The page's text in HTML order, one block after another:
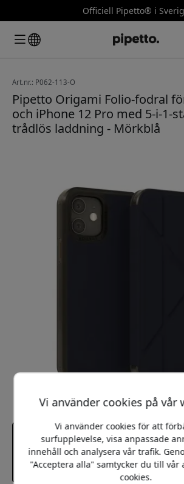
Officiell Pipetto® i
Art.nr.: P062-113-O
Pipetto Origami Folio-fodral
och iPhone 12 Pro med 5-i-1-
trådlös laddning - Mörkblå
Vi använder cookies på vår
Vi använder cookies för att
surfupplevelse, visa anpassade
innehåll och analysera vår trafik.
"Acceptera alla" samtycker du till vår
cookies.